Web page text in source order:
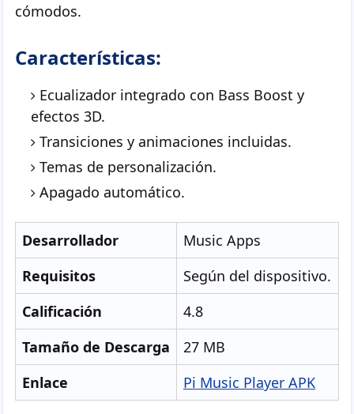
cómodos.
Características:
Ecualizador integrado con Bass Boost y
efectos 3D.
Transiciones y animaciones incluidas.
Temas de personalización.
Apagado automático.
Desarrollador
Music Apps
Requisitos
Según del dispositivo.
Calificación
4.8
Tamaño de Descarga
27 MB
Enlace
Pi Music Player APK